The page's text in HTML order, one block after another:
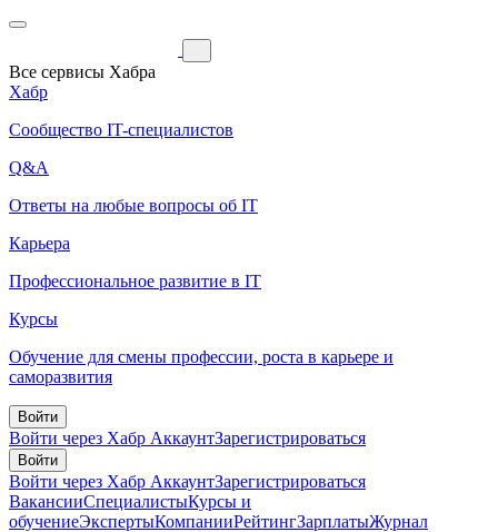
Все сервисы Хабра
Хабр
Сообщество IT-специалистов
Q&A
Ответы на любые вопросы об IT
Карьера
Профессиональное развитие в IT
Курсы
Обучение для смены профессии, роста в карьере и
саморазвития
Войти
Войти через Хабр АккаунтЗарегистрироваться
Войти
Войти через Хабр АккаунтЗарегистрироваться
ВакансииСпециалистыКурсы и
обучениеЭкспертыКомпанииРейтингЗарплатыЖурнал